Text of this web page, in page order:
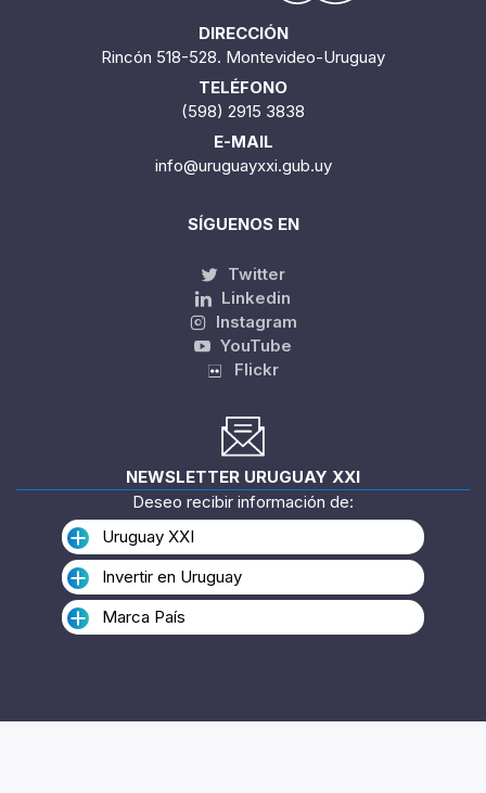
DIRECCIÓN
Rincón 518-528. Montevideo-Uruguay
TELÉFONO
(598) 2915 3838
E-MAIL
info@uruguayxxi.gub.uy
SÍGUENOS EN
Twitter
Linkedin
Instagram
YouTube
Flickr
NEWSLETTER URUGUAY XXI
Deseo recibir información de:
Uruguay XXI
Invertir en Uruguay
Marca País